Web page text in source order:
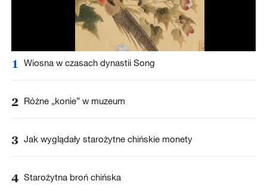
1 Wiosna w czasach dynastii Song
2 Różne „konie” w muzeum
3 Jak wyglądały starożytne chińskie monety
4 Starożytna broń chińska